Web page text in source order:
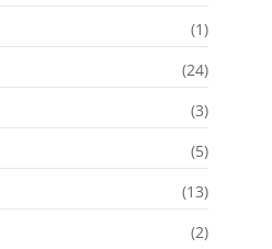
(1)
(24)
(3)
(5)
(13)
(2)